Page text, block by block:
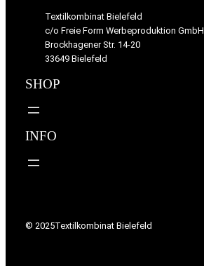
Textilkombinat Bielefeld
c/o Freie Form Werbeproduktion GmbH
Brockhagener Str. 14-20
33649 Bielefeld
SHOP
INFO
© 2025Textilkombinat Bielefeld